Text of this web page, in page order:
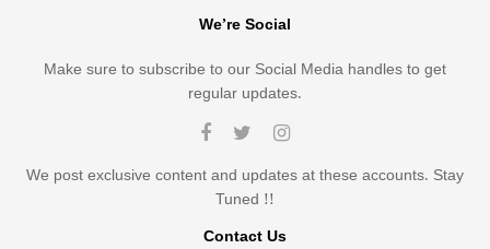
We’re Social
Make sure to subscribe to our Social Media handles to get
regular updates.
We post exclusive content and updates at these accounts. Stay
Tuned !!
Contact Us